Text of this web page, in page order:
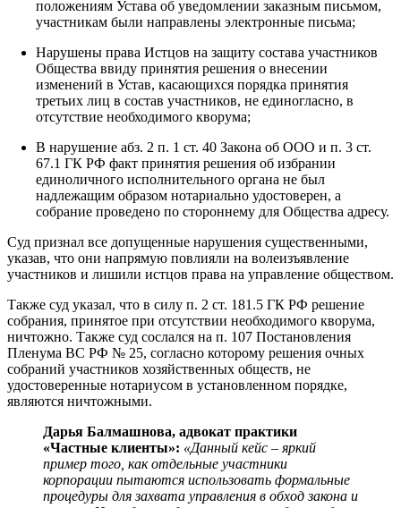
положениям Устава об уведомлении заказным письмом,
участникам были направлены электронные письма;
Нарушены права Истцов на защиту состава участников
Общества ввиду принятия решения о внесении
изменений в Устав, касающихся порядка принятия
третьих лиц в состав участников, не единогласно, в
отсутствие необходимого кворума;
В нарушение абз. 2 п. 1 ст. 40 Закона об ООО и п. 3 ст.
67.1 ГК РФ факт принятия решения об избрании
единоличного исполнительного органа не был
надлежащим образом нотариально удостоверен, а
собрание проведено по стороннему для Общества адресу.
Суд признал все допущенные нарушения существенными,
указав, что они напрямую повлияли на волеизъявление
участников и лишили истцов права на управление обществом.
Также суд указал, что в силу п. 2 ст. 181.5 ГК РФ решение
собрания, принятое при отсутствии необходимого кворума,
ничтожно. Также суд сослался на п. 107 Постановления
Пленума ВС РФ № 25, согласно которому решения очных
собраний участников хозяйственных обществ, не
удостоверенные нотариусом в установленном порядке,
являются ничтожными.
Дарья Балмашнова, адвокат практики
«Частные клиенты»: «Данный кейс – яркий
пример того, как отдельные участники
корпорации пытаются использовать формальные
процедуры для захвата управления в обход закона и